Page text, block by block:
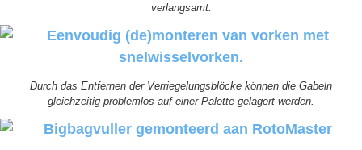
verlangsamt.
Durch das Entfernen der Verriegelungsblöcke können die Gabeln
gleichzeitig problemlos auf einer Palette gelagert werden.